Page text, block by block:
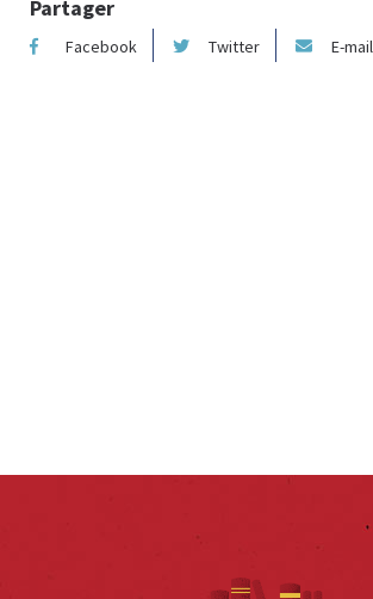
Partager
Facebook Twitter E-mail